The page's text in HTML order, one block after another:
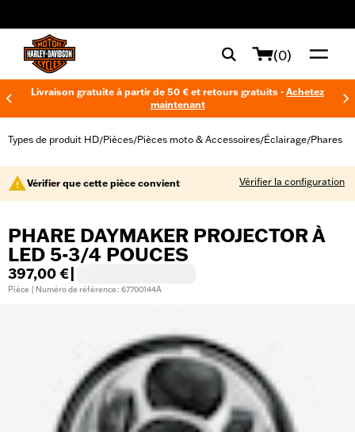
(0)
Livraison gratuite à partir de 50 € et retours gratuits - Achetez
maintenant
Types de produit HD/Pièces/Pièces moto & Accessoires/Éclairage/Phares
Vérifier que cette pièce convient Vérifier la configuration
PHARE DAYMAKER PROJECTOR À
LED 5-3/4 POUCES
397,00 €
Pièce | Numéro de référence : 67700144A